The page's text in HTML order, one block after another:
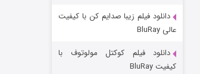
خاندان اژدها فصل ۳
دانلود فیلم زیبا صدایم کن با کیفیت
عالی BluRay
دانلود فیلم کوکتل مولوتوف با
کیفیت BluRay